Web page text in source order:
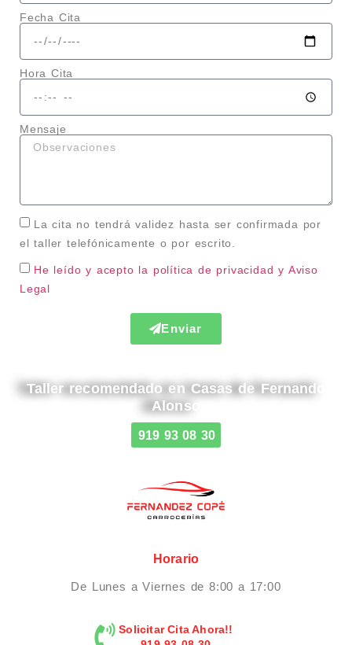
Fecha Cita
Hora Cita
Mensaje
La cita no tendrá validez hasta ser confirmada por
el taller telefónicamente o por escrito.
He leído y acepto la política de privacidad y Aviso
Legal
Enviar
Taller recomendado en Casas de Fernando
Alonso
919 93 08 30
Horario
De Lunes a Viernes de 8:00 a 17:00
Solicitar Cita Ahora!!